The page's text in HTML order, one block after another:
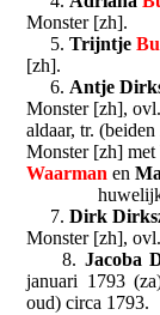
Monster [zh].
5.Trijntje
[zh].
6. Antje
Monster [zh],
aldaar, tr.
Monster [zh] met
Waarman en
huwelijk
7.Dirk
Monster [zh],
8. Jacoba
januari 1793
oud) circa 1793.